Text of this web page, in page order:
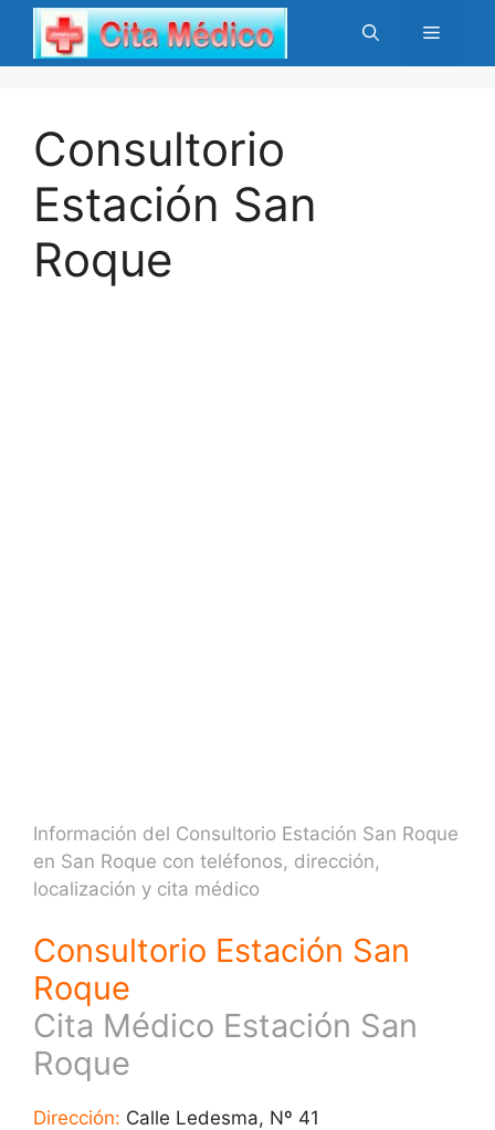
Saltar
contenido
Menú
Consultorio
Estación San
Roque
Información del Consultorio Estación San Roque
en San Roque con teléfonos, dirección,
localización y cita médico
Consultorio Estación San
Roque
Cita Médico Estación San
Roque
Dirección: Calle Ledesma, Nº 41